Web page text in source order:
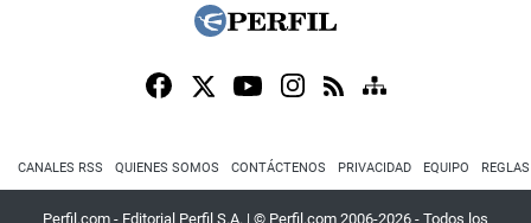
CANALES RSS QUIENES SOMOS CONTÁCTENOS PRIVACIDAD EQUIPO
Perfil.com - Editorial Perfil S.A. | © Perfil.com 2006-2026 - Todos los